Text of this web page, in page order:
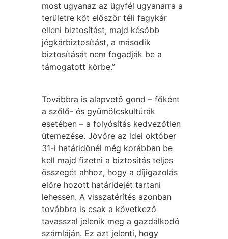
most ugyanaz az ügyfél ugyanarra a
területre köt először téli fagykár
elleni biztosítást, majd később
jégkárbiztosítást, a második
biztosítását nem fogadják be a
támogatott körbe.”
Továbbra is alapvető gond – főként
a szőlő- és gyümölcskultúrák
esetében – a folyósítás kedvezőtlen
ütemezése. Jövőre az idei október
31-i határidőnél még korábban be
kell majd fizetni a biztosítás teljes
összegét ahhoz, hogy a díjigazolás
előre hozott határidejét tartani
lehessen. A visszatérítés azonban
továbbra is csak a következő
tavasszal jelenik meg a gazdálkodó
számláján. Ez azt jelenti, hogy